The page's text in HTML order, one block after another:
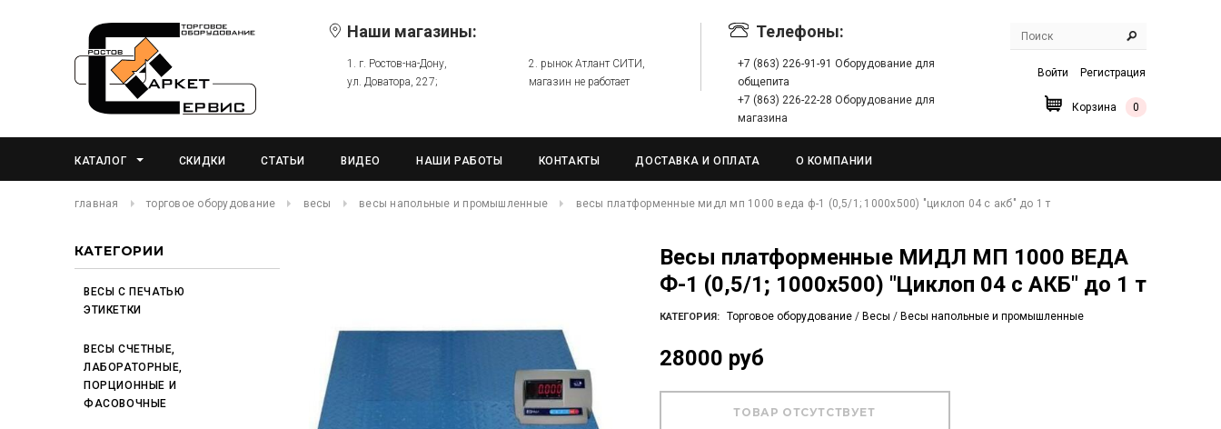
Наши магазины:
1. г. Ростов-на-Дону,
ул. Доватора, 227;
2. рынок Атлант СИТИ,
магазин не работает
Телефоны:
+7 (863) 226-91-91 Оборудование для
общепита
+7 (863) 226-22-28 Оборудование для
магазина
Войти Регистрация
Корзина 0
КАТАЛОГ СКИДКИ СТАТЬИ ВИДЕО НАШИ РАБОТЫ КОНТАКТЫ ДОСТАВКА И ОПЛАТА О КОМПАНИИ
главная торговое оборудование весы весы напольные и промышленные весы платформенные мидл мп 1000 веда ф-1 (0,5/1; 1000х500) "циклоп 04 с акб" до 1 т
КАТЕГОРИИ
ВЕСЫ С ПЕЧАТЬЮ
ЭТИКЕТКИ
ВЕСЫ СЧЕТНЫЕ,
ЛАБОРАТОРНЫЕ,
ПОРЦИОННЫЕ И
ФАСОВОЧНЫЕ
Весы платформенные МИДЛ МП 1000 ВЕДА
Ф-1 (0,5/1; 1000х500) "Циклоп 04 с АКБ" до 1 т
КАТЕГОРИЯ: Торговое оборудование / Весы / Весы напольные и промышленные
28000 руб